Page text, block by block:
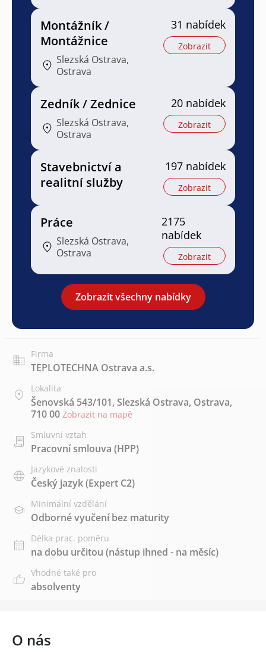
Montážník /
Montážnice
Slezská Ostrava,
Ostrava
31 nabídek
Zobrazit
Zedník / Zednice
Slezská Ostrava,
Ostrava
20 nabídek
Zobrazit
Stavebnictví a
realitní služby
197 nabídek
Zobrazit
Práce
Slezská Ostrava,
Ostrava
2175
nabídek
Zobrazit
Zobrazit všechny nabídky
Firma
TEPLOTECHNA Ostrava a.s.
Lokalita
Šenovská 543/101, Slezská Ostrava, Ostrava,
710 00 Zobrazit na mapě
Smluvní vztah
Pracovní smlouva (HPP)
Jazykové znalosti
Český jazyk(Expert C2)
Minimální vzdělání
Odborné vyučení bez maturity
Délka prac. poměru
na dobu určitou (nástup ihned - na měsíc)
Vhodné také pro
absolventy
O nás